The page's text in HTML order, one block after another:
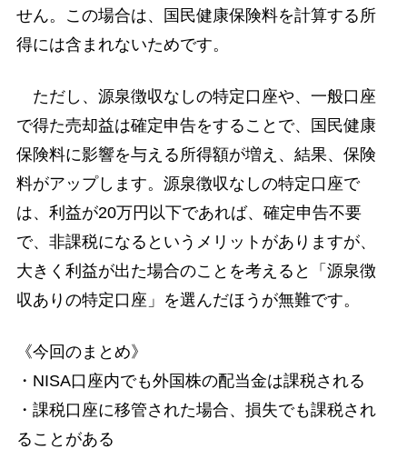
せん。この場合は、国民健康保険料を計算する所
得には含まれないためです。
ただし、源泉徴収なしの特定口座や、一般口座
で得た売却益は確定申告をすることで、国民健康
保険料に影響を与える所得額が増え、結果、保険
料がアップします。源泉徴収なしの特定口座で
は、利益が20万円以下であれば、確定申告不要
で、非課税になるというメリットがありますが、
大きく利益が出た場合のことを考えると「源泉徴
収ありの特定口座」を選んだほうが無難です。
《今回のまとめ》
・NISA口座内でも外国株の配当金は課税される
・課税口座に移管された場合、損失でも課税され
ることがある